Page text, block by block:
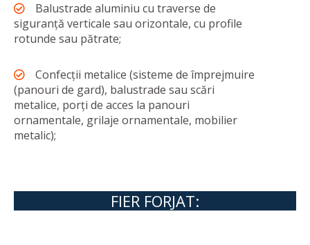
Balustrade aluminiu cu traverse de
siguranță verticale sau orizontale, cu profile
rotunde sau pătrate;
Confecții metalice (sisteme de împrejmuire
(panouri de gard), balustrade sau scări
metalice, porți de acces la panouri
ornamentale, grilaje ornamentale, mobilier
metalic);
FIER FORJAT: